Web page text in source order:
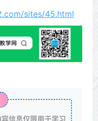
sites/45.html
信息仅限用于学习